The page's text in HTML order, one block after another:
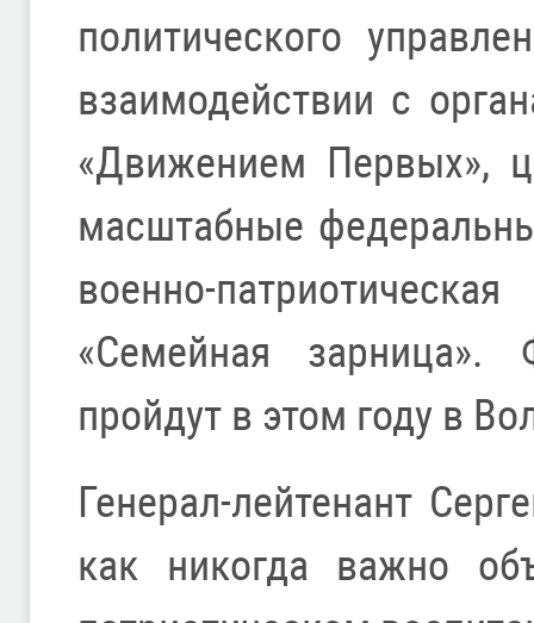
политического
взаимодействии с
«Движением Первых»,
масштабные
военно-
«Семейная зарница».
пройдут в этом году в
Генерал-лейтенант
как никогда важно